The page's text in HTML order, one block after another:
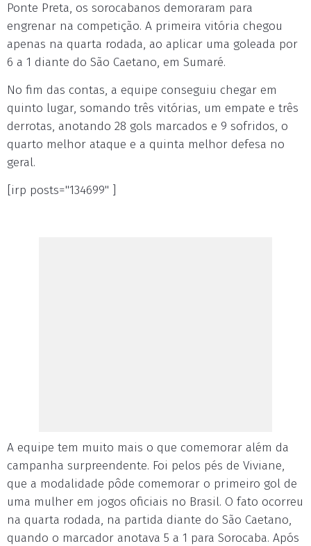
Ponte Preta, os sorocabanos demoraram para
engrenar na competição. A primeira vitória chegou
apenas na quarta rodada, ao aplicar uma goleada por
6 a 1 diante do São Caetano, em Sumaré.
No fim das contas, a equipe conseguiu chegar em
quinto lugar, somando três vitórias, um empate e três
derrotas, anotando 28 gols marcados e 9 sofridos, o
quarto melhor ataque e a quinta melhor defesa no
geral.
[irp posts="134699" ]
A equipe tem muito mais o que comemorar além da
campanha surpreendente. Foi pelos pés de Viviane,
que a modalidade pôde comemorar o primeiro gol de
uma mulher em jogos oficiais no Brasil. O fato ocorreu
na quarta rodada, na partida diante do São Caetano,
quando o marcador anotava 5 a 1 para Sorocaba. Após